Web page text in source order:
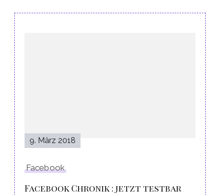
9. März 2018
Facebook
Facebook Chronik : jetzt testbar